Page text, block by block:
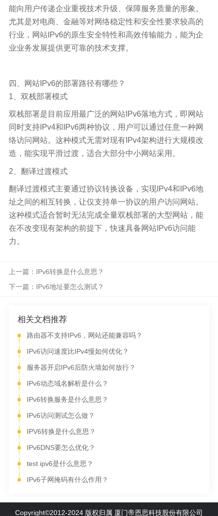
能向用户传递企业重视技术升级、保障服务质量的形象。
尤其是对电商、金融等对网络稳定性和安全性要求较高的
行业，网站IPv6的原生安全特性和高效传输能力，能为企
业业务发展提供更可靠的技术支撑。
四、网站IPv6的部署路径有哪些？
1、双栈部署模式
双栈部署是目前应用最广泛的网站IPv6落地方式，即网站
同时支持IPv4和IPv6两种协议，用户可以通过任意一种网
络访问网站。这种模式无需对现有IPv4架构进行大规模改
造，能实现平滑过渡，适合大部分中小网站采用。
2、翻译过渡模式
翻译过渡模式主要通过协议转换设备，实现IPv4和IPv6地
址之间的相互转换，让仅支持单一协议的用户访问网站。
这种模式适合暂时无法完成全量双栈部署的大型网站，能
在不改变现有架构的前提下，快速具备网站IPv6访问能
力。
上一篇：IPv6转换是什么意思？
下一篇：IPv6地址要怎么测试？
相关文档推荐
路由器不支持IPv6，网站还能兼容吗？
IPv6访问速度比IPv4慢如何优化？
服务器开启IPv6后防火墙如何放行？
IPv6动态域名解析是什么？
IPv6转换服务是什么意思？
IPv6访问测试怎么做？
IPV6转换是什么意思？
IPv6DNS要怎么优化？
test ipv6是什么意思？
IPv6子网掩码有什么作用？
Copyright©2012-2024 版权归属 厦门帝恩思科技股份有限公司